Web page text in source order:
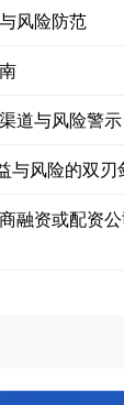
风险防范
道与风险警示
与风险的双刃
融资或配资